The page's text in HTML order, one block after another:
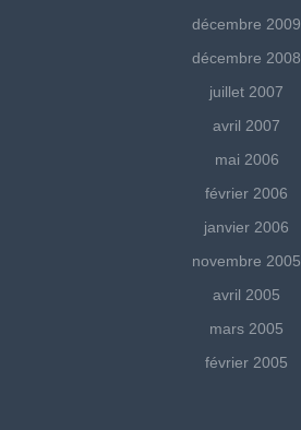
décembre 2009
décembre 2008
juillet 2007
avril 2007
mai 2006
février 2006
janvier 2006
novembre 2005
avril 2005
mars 2005
février 2005